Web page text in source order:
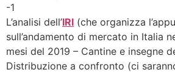
-1
L’analisi dell’IRI (che organizza
sull’andamento di mercato in Italia
mesi del 2019 – Cantine e insegne
Distribuzione a confronto (ci